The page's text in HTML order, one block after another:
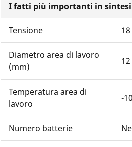
I fatti più importanti in sintesi
Tensione
Diametro area di lavoro
(mm)
Temperatura area di
lavoro
-
Numero batterie